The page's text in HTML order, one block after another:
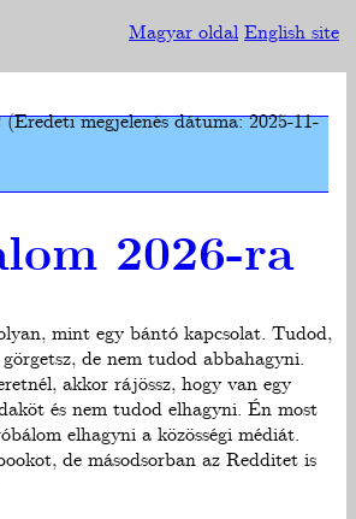
Magyar oldal English site
(Eredeti megjelenés dátuma: 2025-11-
2026-ra
mint egy bántó kapcsolat. Tudod,
de nem tudod abbahagyni.
akkor rájössz, hogy van egy
és nem tudod elhagyni. Én most
elhagyni a közösségi médiát.
de másodsorban az Redditet is